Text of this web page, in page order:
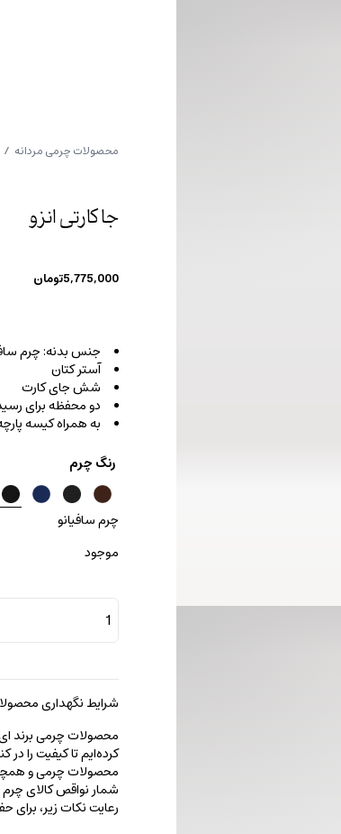
محصولات چرمی مردانه /
جا کارتی انزو
5,775,000تومان
جنس بدنه: چرم
آستر کتان
شش جای کارت
دو محفظه برای
به همراه کیسه
رنگ چرم
چرم سافیانو
موجود
جا
کارتی
انزو
شرایط نگهداری
محصولات چرمی برند ای
کرده‌ایم تا کیفیت را
محصولات چرمی و
شمار نواقص کالای
رعایت نکات زیر،